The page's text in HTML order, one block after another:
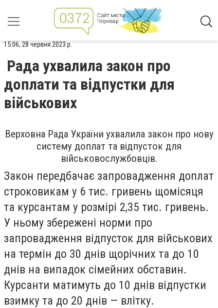
15:06, 28 червня 2023 р.
Рада ухвалила закон про
доплати та відпустки для
військових
Верховна Рада України ухвалила закон про нову
систему доплат та відпусток для
військовослужбовців.
Закон передбачає запровадження доплат
строковикам у 6 тис. гривень щомісяця
та курсантам у розмірі 2,35 тис. гривень.
У ньому збережені норми про
запровадження відпусток для військових
на термін до 30 днів щорічних та до 10
днів на випадок сімейних обставин.
Курсанти матимуть до 10 днів відпустки
взимку та до 20 днів — влітку.